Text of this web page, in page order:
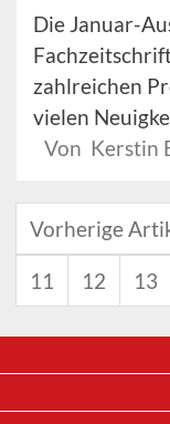
Die Januar-
zahlreichen
vielen
Von Kerstin
Vorherige
11 12 13